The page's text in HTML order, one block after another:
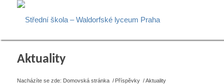
Aktuality
Nacházíte se zde: Domovská stránka / Příspěvky / Aktuality